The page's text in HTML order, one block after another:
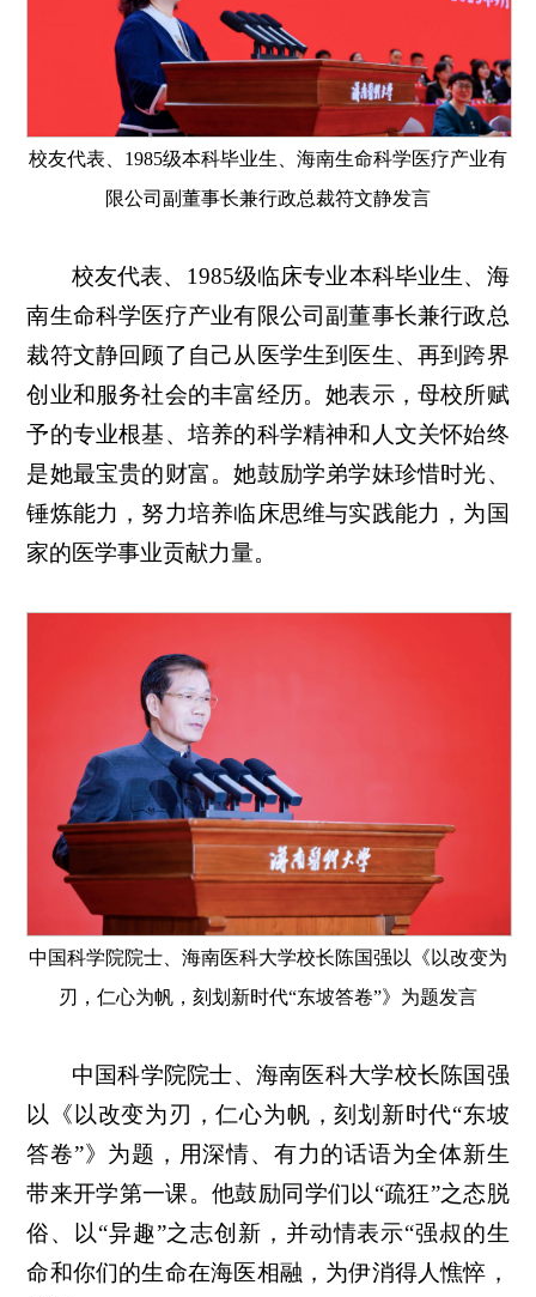
校友代表、1985级本科毕业生、海南生命科学医疗产业有
限公司副董事长兼行政总裁符文静发言
校友代表、1985级临床专业本科毕业生、海
南生命科学医疗产业有限公司副董事长兼行政总
裁符文静回顾了自己从医学生到医生、再到跨界
创业和服务社会的丰富经历。她表示，母校所赋
予的专业根基、培养的科学精神和人文关怀始终
是她最宝贵的财富。她鼓励学弟学妹珍惜时光、
锤炼能力，努力培养临床思维与实践能力，为国
家的医学事业贡献力量。
中国科学院院士、海南医科大学校长陈国强以《以改变为
刃，仁心为帆，刻划新时代“东坡答卷”》为题发言
中国科学院院士、海南医科大学校长陈国强
以《以改变为刃，仁心为帆，刻划新时代“东坡
答卷”》为题，用深情、有力的话语为全体新生
带来开学第一课。他鼓励同学们以“疏狂”之态脱
俗、以“异趣”之志创新，并动情表示“强叔的生
命和你们的生命在海医相融，为伊消得人憔悴，